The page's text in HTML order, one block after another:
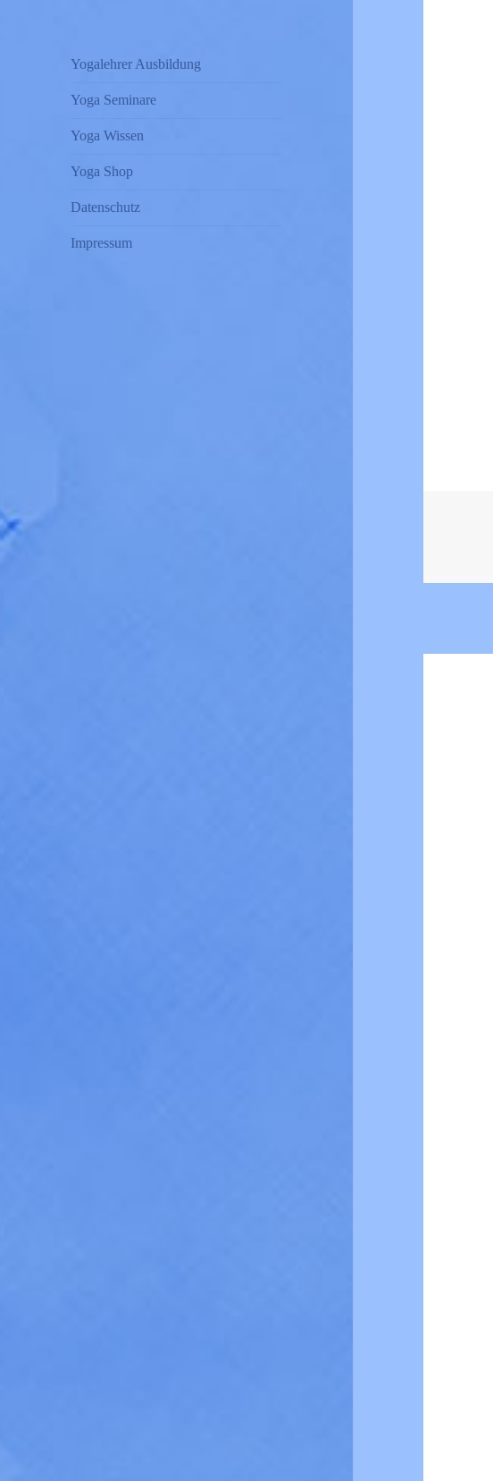
Yogalehrer Ausbildung
Yoga Seminare
Yoga Wissen
Yoga Shop
Datenschutz
Impressum